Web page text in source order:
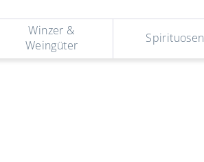
Winzer &
Weingüter
Spirituosen